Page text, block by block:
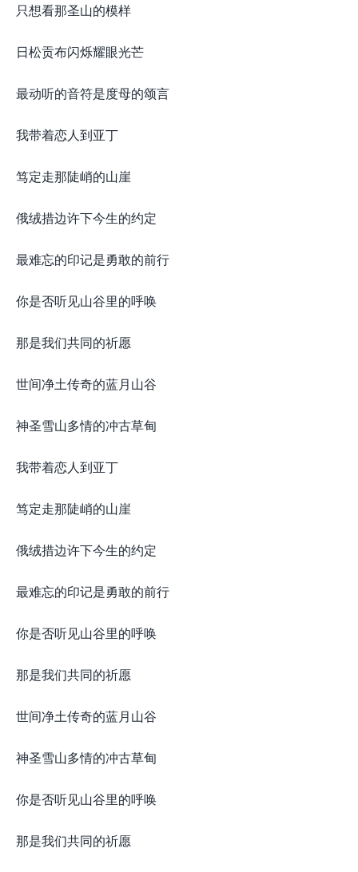
只想看那圣山的模样
日松贡布闪烁耀眼光芒
最动听的音符是度母的颂言
我带着恋人到亚丁
笃定走那陡峭的山崖
俄绒措边许下今生的约定
最难忘的印记是勇敢的前行
你是否听见山谷里的呼唤
那是我们共同的祈愿
世间净土传奇的蓝月山谷
神圣雪山多情的冲古草甸
我带着恋人到亚丁
笃定走那陡峭的山崖
俄绒措边许下今生的约定
最难忘的印记是勇敢的前行
你是否听见山谷里的呼唤
那是我们共同的祈愿
世间净土传奇的蓝月山谷
神圣雪山多情的冲古草甸
你是否听见山谷里的呼唤
那是我们共同的祈愿